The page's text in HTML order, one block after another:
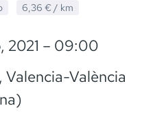
6,36 € / km
2021 – 09:00
Valencia-València